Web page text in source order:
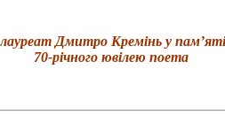
лауреат Дмитро Кремінь у
70-річного ювілею поета